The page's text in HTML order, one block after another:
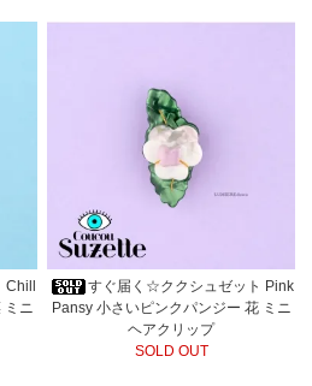
Chill
ニ
すぐ届く☆ククシュゼット Pink
Pansy 小さいピンクパンジー 花 ミニ
ヘアクリップ
SOLD OUT